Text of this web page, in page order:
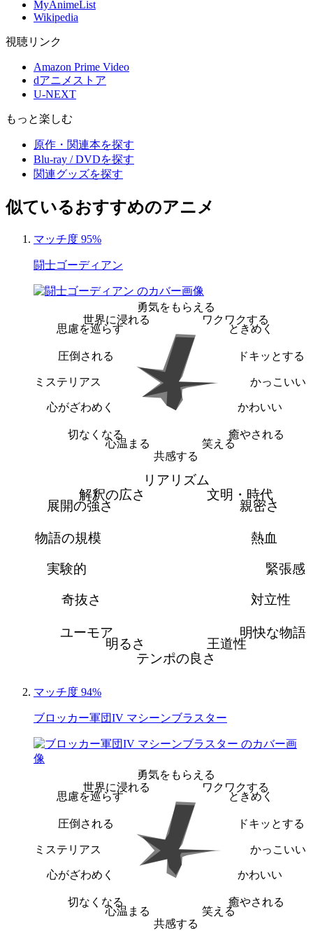
MyAnimeList
Wikipedia
視聴リンク
Amazon Prime Video
dアニメストア
U-NEXT
もっと楽しむ
原作・関連本を探す
Blu-ray / DVDを探す
関連グッズを探す
似ているおすすめのアニメ
マッチ度 95%
闘士ゴーディアン
勇気をもらえる
ワクワクする
ときめく
ドキッとする
かっこいい
かわいい
癒やされる
笑える
共感する
心温まる
切なくなる
心がざわめく
ミステリアス
圧倒される
思慮を巡らす
世界に浸れる
リアリズム
文明・時代
親密さ
熱血
緊張感
対立性
明快な物語
王道性
テンポの良さ
明るさ
ユーモア
奇抜さ
実験的
物語の規模
展開の強さ
解釈の広さ
マッチ度 94%
ブロッカー軍団IV マシーンブラスター
勇気をもらえる
ワクワクする
ときめく
ドキッとする
かっこいい
かわいい
癒やされる
笑える
共感する
心温まる
切なくなる
心がざわめく
ミステリアス
圧倒される
思慮を巡らす
世界に浸れる